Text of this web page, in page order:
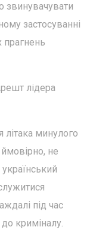
звинувачувати
застосуванні
лідера
літака минулого
не
під час
криміналу.